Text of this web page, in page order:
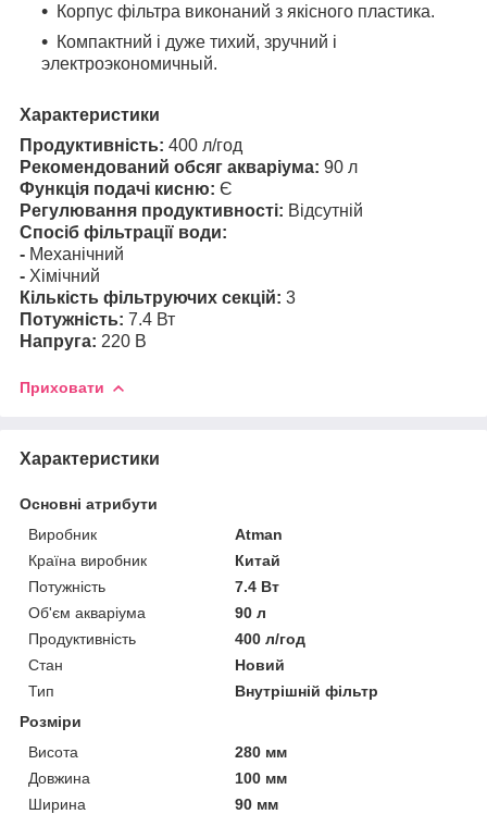
Корпус фільтра виконаний з якісного пластика.
Компактний і дуже тихий, зручний і
электроэкономичный.
Характеристики
Продуктивність: 400 л/год
Рекомендований обсяг акваріума: 90 л
Функція подачі кисню: Є
Регулювання продуктивності: Відсутній
Спосіб фільтрації води:
- Механічний
- Хімічний
Кількість фільтруючих секцій: 3
Потужність: 7.4 Вт
Напруга: 220 В
Приховати
Характеристики
Основні атрибути
Виробник
Atman
Країна виробник
Китай
Потужність
7.4 Вт
Об'єм акваріума
90 л
Продуктивність
400 л/год
Стан
Новий
Тип
Внутрішній фільтр
Розміри
Висота
280 мм
Довжина
100 мм
Ширина
90 мм